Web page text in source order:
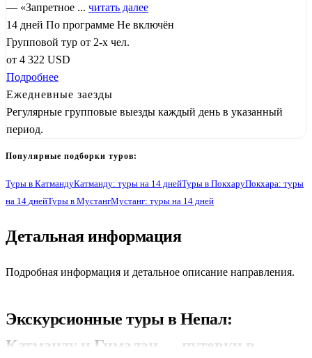
— «Запретное ... читать далее
14 дней По программе Не включён
Групповой тур от 2-х чел.
от 4 322 USD
Подробнее
Ежедневные заезды
Регулярные групповые выезды каждый день в указанный
период.
Популярные подборки туров:
Туры в КатмандуКатманду: туры на 14 днейТуры в ПокхаруПокхара: туры
на 14 днейТуры в МустангМустанг: туры на 14 дней
Детальная информация
Подробная информация и детальное описание направления.
Экскурсионные туры в Непал:
Катманду и Гималаи — путевки в